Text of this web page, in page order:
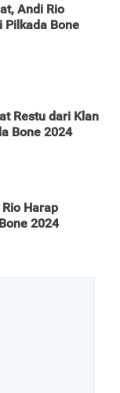
Andi Rio
Pilkada Bone
Restu dari Klan
Bone 2024
Harap
2024